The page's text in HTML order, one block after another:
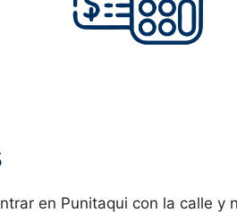
en Punitaqui con la calle y